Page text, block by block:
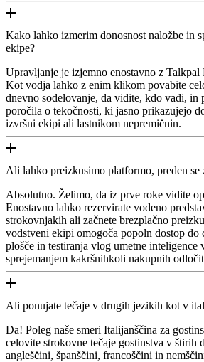
Kako lahko izmerim donosnost naložbe in
ekipe?
Upravljanje je izjemno enostavno z Talkpal
Kot vodja lahko z enim klikom povabite
dnevno sodelovanje, da vidite, kdo vadi, in
poročila o tekočnosti, ki jasno prikazujejo
izvršni ekipi ali lastnikom nepremičnin.
Ali lahko preizkusimo platformo, preden se
Absolutno. Želimo, da iz prve roke vidite
Enostavno lahko rezervirate vodeno
strokovnjakih ali začnete brezplačno
vodstveni ekipi omogoča popoln dostop do
plošče in testiranja vlog umetne inteligence
sprejemanjem kakršnihkoli nakupnih
Ali ponujate tečaje v drugih jezikih kot v
Da! Poleg naše smeri Italijanščina za
celovite strokovne tečaje gostinstva v štirih
angleščini, španščini, francoščini in